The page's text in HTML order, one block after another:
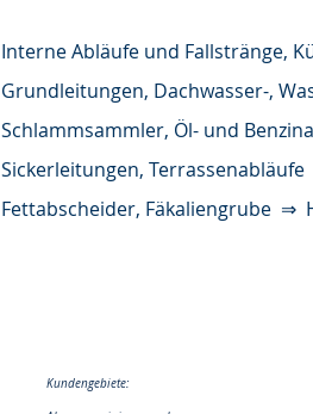
Interne Abläufe und Fallstränge,
Grundleitungen, Dachwasser-,
Schlammsammler, Öl- und
Sickerleitungen,
Fettabscheider, Fäkaliengrube ⇒
Kundengebiete: